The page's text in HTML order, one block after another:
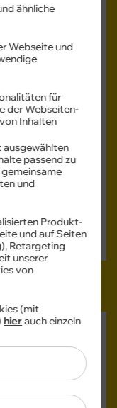
ähnliche
Webseite und
für
der Webseiten-
Inhalten
passend zu
und
Produkt-
und auf Seiten
Retargeting
unserer
von
(mit
hierauch einzeln